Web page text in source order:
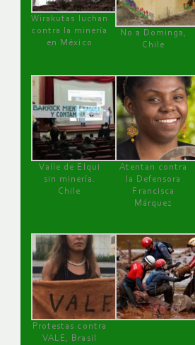
Wirakutas luchan
contra la minería
en México
No a Dominga,
Chile
Valle de Elqui
sin minería.
Chile
Atentan contra
la Defensora
Francisca
Márquez
Protestas contra
VALE, Brasil